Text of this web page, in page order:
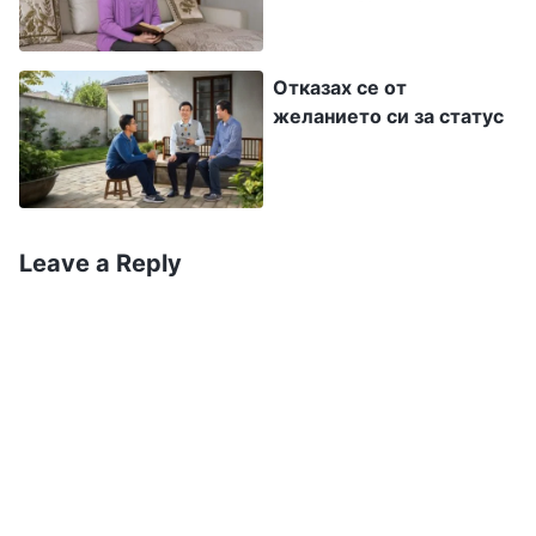
чувствах и се помолих на Бог за състоянието
си: „Боже, не станах водач и нямам никаква
мотивация да изпълнявам дълга си; сърцето
ми е неутешимо. Но не знам как да променя
това състояние. Моля Те, води ме да разбера
Отказах се от
желанието си за статус
Leave a Reply